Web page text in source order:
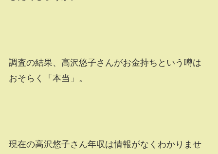
調査の結果、高沢悠子さんがお金持ちという噂は
おそらく「本当」。
現在の高沢悠子さん年収は情報がなくわかりませ